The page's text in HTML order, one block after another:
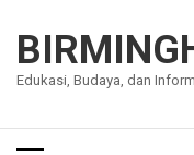
konten
(Tekan
Edukasi, Budaya, dan